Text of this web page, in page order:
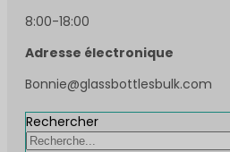
8:00-18:00
Adresse électronique
Bonnie@glassbottlesbulk.com
Rechercher